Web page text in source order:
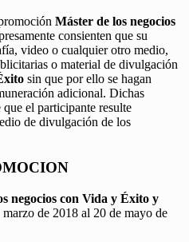
Máster de los negocios
consienten que su
video o cualquier otro medio,
o material de divulgación
sin que por ello se hagan
adicional. Dichas
que el participante resulte
de divulgación de los
negocios con Vida y Éxito y
de 2018 al 20 de mayo de